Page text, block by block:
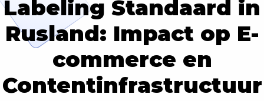
Labeling Standaard in
Rusland: Impact op E-
commerce en
Contentinfrastructuur